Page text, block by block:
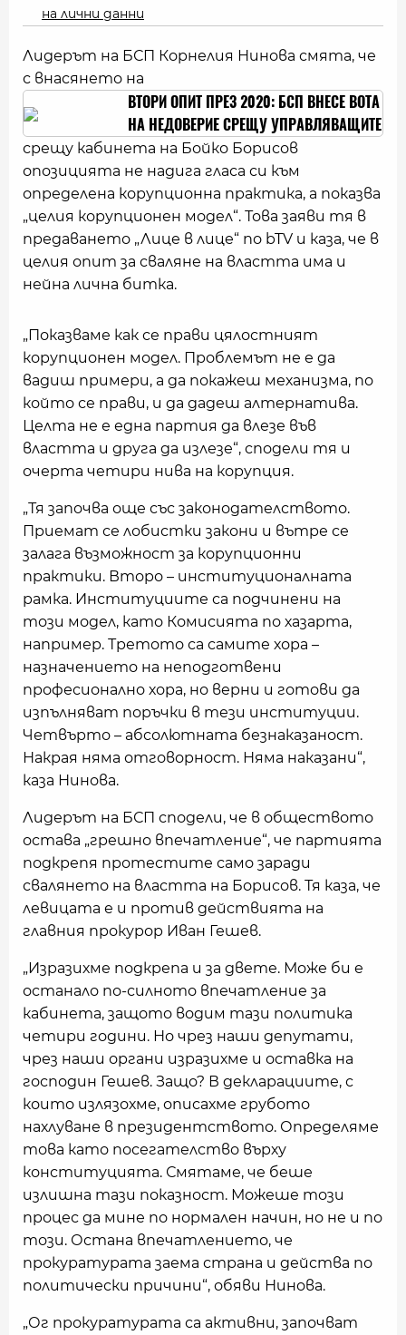
на лични данни
Лидерът на БСП Корнелия Нинова смята, че
с внасянето на
ВТОРИ ОПИТ ПРЕЗ 2020: БСП ВНЕСЕ ВОТА
НА НЕДОВЕРИЕ СРЕЩУ УПРАВЛЯВАЩИТЕ
срещу кабинета на Бойко Борисов
опозицията не надига гласа си към
определена корупционна практика, а показва
„целия корупционен модел“. Това заяви тя в
предаването „Лице в лице“ по bTV и каза, че в
целия опит за сваляне на властта има и
нейна лична битка.
„Показваме как се прави цялостният
корупционен модел. Проблемът не е да
вадиш примери, а да покажеш механизма, по
който се прави, и да дадеш алтернатива.
Целта не е една партия да влезе във
властта и друга да излезе“, сподели тя и
очерта четири нива на корупция.
„Тя започва още със законодателството.
Приемат се лобистки закони и вътре се
залага възможност за корупционни
практики. Второ – институционалната
рамка. Институциите са подчинени на
този модел, като Комисията по хазарта,
например. Третото са самите хора –
назначението на неподготвени
професионално хора, но верни и готови да
изпълняват поръчки в тези институции.
Четвърто – абсолютната безнаказаност.
Накрая няма отговорност. Няма наказани“,
каза Нинова.
Лидерът на БСП сподели, че в обществото
остава „грешно впечатление“, че партията
подкрепя протестите само заради
свалянето на властта на Борисов. Тя каза, че
левицата е и против действията на
главния прокурор Иван Гешев.
„Изразихме подкрепа и за двете. Може би е
останало по-силното впечатление за
кабинета, защото водим тази политика
четири години. Но чрез наши депутати,
чрез наши органи изразихме и оставка на
господин Гешев. Защо? В декларациите, с
които излязохме, описахме грубото
нахлуване в президентството. Определяме
това като посегателство върху
конституцията. Смятаме, че беше
излишна тази показност. Можеше този
процес да мине по нормален начин, но не и по
този. Остана впечатлението, че
прокуратурата заема страна и действа по
политически причини“, обяви Нинова.
„Ог прокуратурата са активни, започват